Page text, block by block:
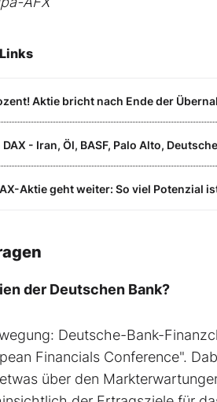
Aktie bricht nach Ende der
- Iran, Öl, BASF, Palo Alto,
Aktie geht weiter: So viel Potenzial
der Deutschen Bank?
Deutsche-Bank-
Financials Conference".
über den